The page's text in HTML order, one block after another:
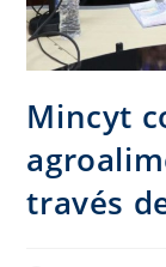
Mincyt
través